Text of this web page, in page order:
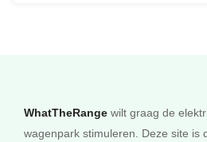
WhatTheRange wilt graag de
wagenpark stimuleren. Deze site is